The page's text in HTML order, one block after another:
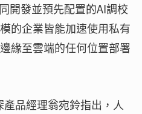
開發並預先配置的AI調校
的企業皆能加速使用私有
緣至雲端的任何位置部署
品經理翁宛鈴指出，人